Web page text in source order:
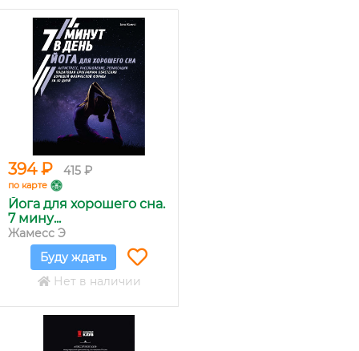
394 ₽ 415 ₽
по карте
Йога для хорошего сна.
7 мину...
Жамесс Э
Буду ждать
Нет в наличии